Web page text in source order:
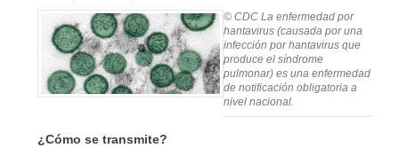
© CDC La enfermedad por
hantavirus (causada por una
infección por hantavirus que
produce el síndrome
pulmonar) es una enfermedad
de notificación obligatoria a
nivel nacional.
¿Cómo se transmite?